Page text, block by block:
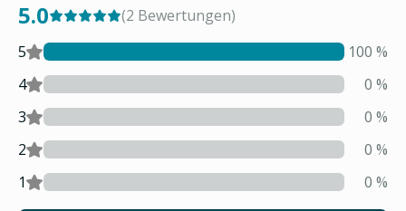
5.0 (2 Bewertungen)
5
100 %
4
0 %
3
0 %
2
0 %
1
0 %